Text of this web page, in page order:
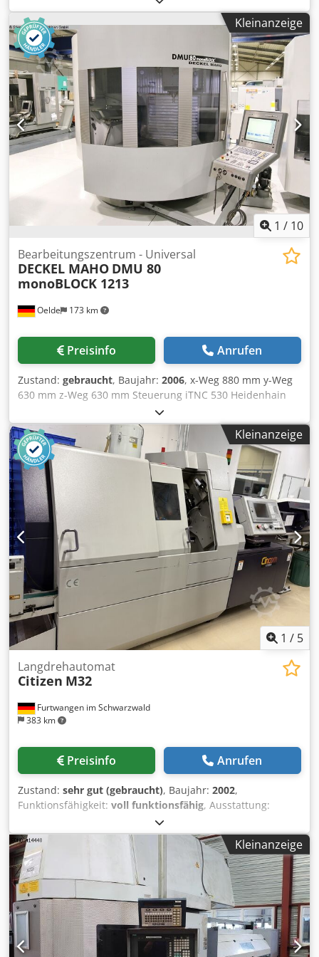
Abgreifstation 32/38 mm Dedpey Hl Hijfx Ak Teck
Drehlänge 120 mm Drehzahl 200-8000 U/min c-Achse
0,001 0 Werkzeuganzahl 13 fix Anzahl der Frässtationen
4+5 driven Steuerung Mitsubishi Meldas M70 Anzahl
Achsen 5+2 St. Gesamtleistungsbedarf 7,5 kW
Maschinengewicht ca. 2850 kg Raumbedarf ca. 2,5 x 1,4 x
1,75 + FMB m CNC-Langdreher Citizen L32-1M8, Baujahr
01/2019 mit Lademagazin FMB turbo 3-36. Kühlmittel- und
Spänetank, Feuerlöscheinrichtung GBL Funktion als
Kurzdreher LFV-Funktion: nein. ON/OFF 29.564h (Stand
24.03.2026) Betriebsstunden 26.607h (Stand 24.03.2026)
Kleinanzeige
1 / 10
Oelde 173 km
Bearbeitungszentrum - Universal
DECKEL MAHO DMU 80
monoBLOCK 1213
Preisinfo Anrufen
Zustand: gebraucht, Baujahr: 2006, x-Weg 880 mm y-Weg
630 mm z-Weg 630 mm Steuerung iTNC 530 Heidenhain
Drehzahlbereich - Hauptspindel max. 18.000 min/-1
Antriebsleistung - Hauptspindel 28 / 19 kW Max.
Drehmoment 121 Nm Werkzeugaufnahme HSK-A 63
schwenkbar B: +30° / -120 ° Dcjdsyackdopfx Ak Tjk
Tischaufspannfläche Ø 700 / 1.250 x 700 mm max.
Tischbelastung 650 kg drehbar C: 360 ° Anzahl der
Werkzeugplätze 2x16 pos. Werkzeugaufnahme HSK-A 63
max. Werkzeugdurchmesser 80 mm max. Werkzeugdurch.
bei freier Nachbarbox. 130 mm max. Werkzeuggewicht 8,0
kg max. Werkzeuglänge 315 mm Vorschubgeschwindigkeit
max. 30.000 mm/min Eilgang 30 m/min
Gesamtleistungsbedarf 48 kVA Maschinengewicht ca. 14,0
t Raumbedarf ca. 4,5 x 4,0 x 2,6 m 5 Achsen CNC -
Bearbeitungszentrum Universal DECKEL MAHO - DMU 80
monoBLOCK - NC-Rundtisch (C-Achse) integriert in
Starrtisch - Schwenkfräskopf (B-Achse)
Kleinanzeige
1 / 5
Furtwangen im Schwarzwald
383 km
Langdrehautomat
Citizen M32
Preisinfo Anrufen
Zustand: sehr gut (gebraucht), Baujahr: 2002,
Funktionsfähigkeit: voll funktionsfähig, Ausstattung:
Drehzahl stufenlos einstellbar
Langdrehmaschine Baujahr 2002 Steuerung: Mitsubishi
Meldas 635 Max Bearb. Durchmesser: 32mm 7 steuerbare
Servo Achsen: X1/Z1/Y1/X2/Z2/X3/Z3 4 Angetriebene
Werkzeuge auf dem Vertikalhalter C-Achse: Haupt-und
Gegenspindel Dcodsx Dncfepfx Ak Tjk inklusive Zubehör:
FMB Turbo 5-42 Lademagazin Absauganlage
Teileförderband 5 Angetriebene Werkzeuge für Revolver 5
Standard Halter (Drehhalter/Bohrhalter) für Revolver -
Kleinanzeige